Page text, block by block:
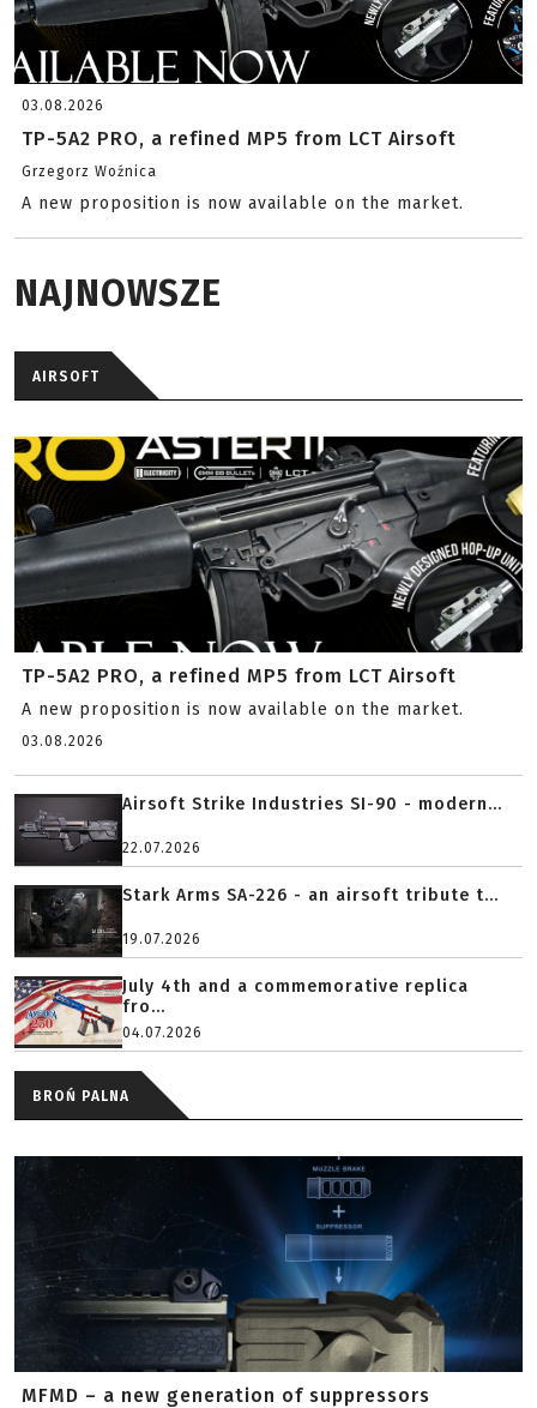
03.08.2026
TP-5A2 PRO, a refined MP5 from LCT Airsoft
Grzegorz Woźnica
A new proposition is now available on the market.
NAJNOWSZE
AIRSOFT
TP-5A2 PRO, a refined MP5 from LCT Airsoft
A new proposition is now available on the market.
03.08.2026
Airsoft Strike Industries SI-90 - modern...
22.07.2026
Stark Arms SA-226 - an airsoft tribute t...
19.07.2026
July 4th and a commemorative replica
fro...
04.07.2026
BROŃ PALNA
MFMD – a new generation of suppressors